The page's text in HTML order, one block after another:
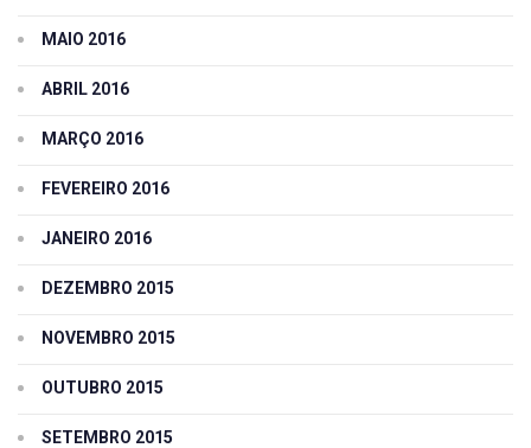
MAIO 2016
ABRIL 2016
MARÇO 2016
FEVEREIRO 2016
JANEIRO 2016
DEZEMBRO 2015
NOVEMBRO 2015
OUTUBRO 2015
SETEMBRO 2015